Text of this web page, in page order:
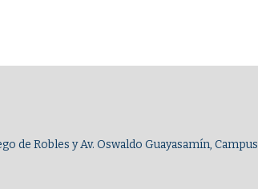
de Robles y Av. Oswaldo Guayasamín, Campus